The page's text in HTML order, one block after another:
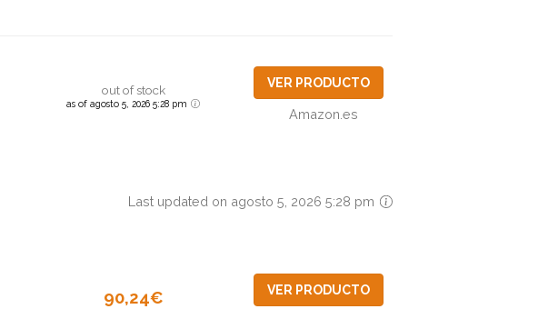
out of stock
as of agosto 5, 2026 5:28 pm
VER PRODUCTO
Amazon.es
Last updated on agosto 5, 2026 5:28 pm
90,24€ VER PRODUCTO